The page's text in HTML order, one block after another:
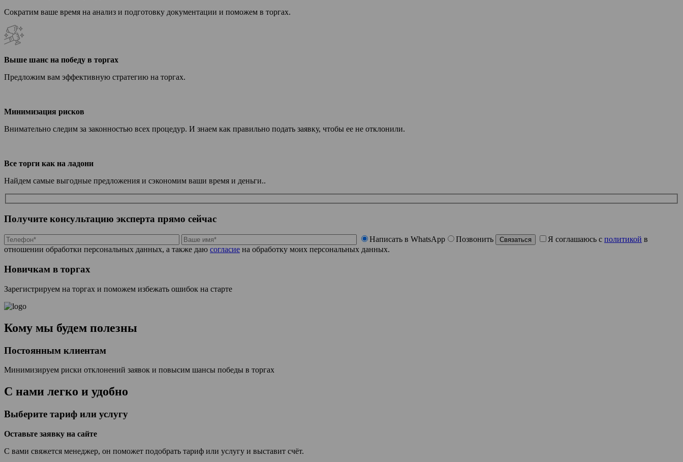
Сократим ваше время на анализ и подготовку документации и поможем в торгах.
Выше шанс на победу в торгах
Предложим вам эффективную стратегию на торгах.
Минимизация рисков
Внимательно следим за законностью всех процедур. И знаем как правильно подать заявку, чтобы ее не отклонили.
Все торги как на ладони
Найдем самые выгодные предложения и сэкономим ваши время и деньги..
Получите консультацию эксперта прямо сейчас
Написать в WhatsApp Позвонить Я соглашаюсь с политикой в
отношении обработки персональных данных, а также даю согласие на обработку моих персональных данных.
Новичкам в торгах
Зарегистрируем на торгах и поможем избежать ошибок на старте
Кому мы будем полезны
Постоянным клиентам
Минимизируем риски отклонений заявок и повысим шансы победы в торгах
С нами легко и удобно
Выберите тариф или услугу
Оставьте заявку на сайте
С вами свяжется менеджер, он поможет подобрать тариф или услугу и выставит счёт.